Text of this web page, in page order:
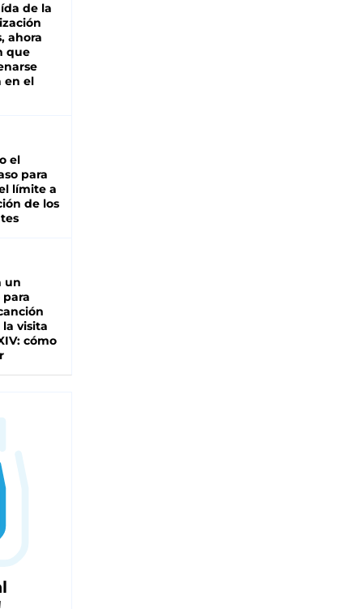
de la
ahora
que
en el
el
para
límite a
de los
un
para
visita
cómo